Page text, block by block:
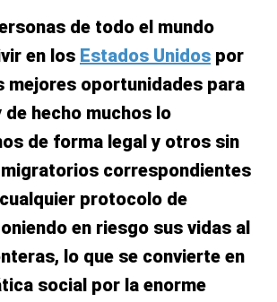
de todo el mundo
en los Estados Unidos por
mejores oportunidades para
hecho muchos lo
de forma legal y otros sin
correspondientes
protocolo de
en riesgo sus vidas al
lo que se convierte en
social por la enorme